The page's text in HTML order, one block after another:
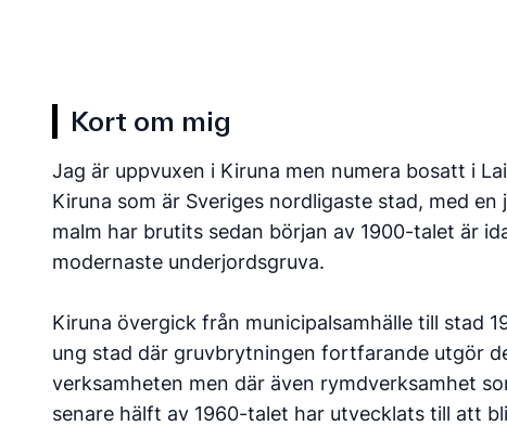
Kort om mig
Jag är uppvuxen i Kiruna men numera bosatt i
Kiruna som är Sveriges nordligaste stad, med en
malm har brutits sedan början av 1900-talet är
modernaste underjordsgruva.
Kiruna övergick från municipalsamhälle till stad
ung stad där gruvbrytningen fortfarande utgör
verksamheten men där även rymdverksamhet
senare hälft av 1960-talet har utvecklats till att